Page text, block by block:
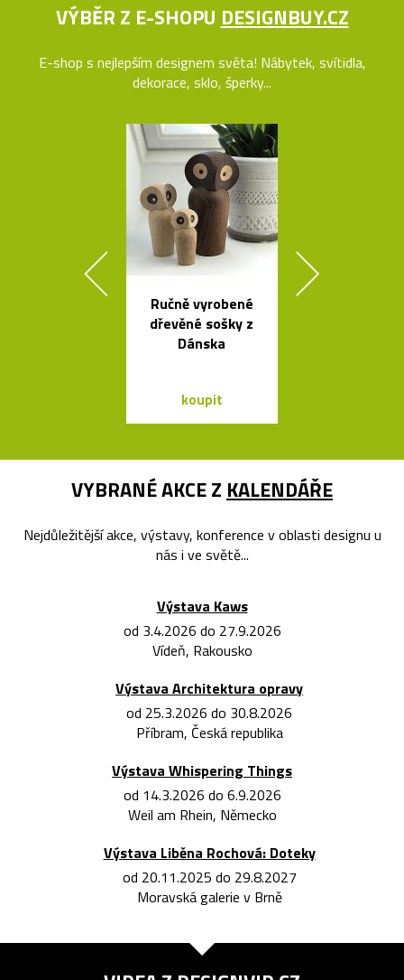
VÝBĚR Z E-SHOPU DESIGNBUY.CZ
E-shop s nejlepším designem světa! Nábytek, svítidla,
dekorace, sklo, šperky...
Ručně vyrobené
dřevěné sošky z
Dánska
koupit
VYBRANÉ AKCE Z KALENDÁŘE
Nejdůležitější akce, výstavy, konference v oblasti designu u
nás i ve světě...
Výstava Kaws
od 3.4.2026 do 27.9.2026
Vídeň, Rakousko
Výstava Architektura opravy
od 25.3.2026 do 30.8.2026
Příbram, Česká republika
Výstava Whispering Things
od 14.3.2026 do 6.9.2026
Weil am Rhein, Německo
Výstava Liběna Rochová: Doteky
od 20.11.2025 do 29.8.2027
Moravská galerie v Brně